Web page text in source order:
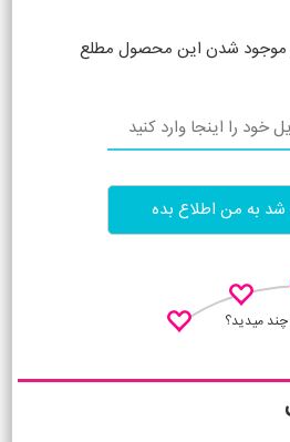
موجود شدن این محصول مطلع
به من اطلاع بده